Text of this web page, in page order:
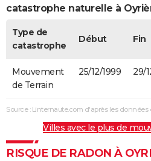
catastrophe naturelle à
Type de
catastrophe
Début Fin
Mouvement
de Terrain
25/12/1999 29/
Source : Linternaute.com d'après les données
Villes avec le plus de
RISQUE DE RADON À